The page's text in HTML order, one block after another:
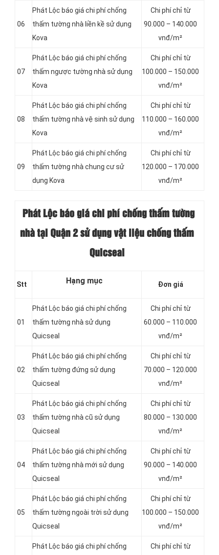
06
Phát Lộc báo giá chi phí chống
thấm tường nhà liền kề sử dụng
Kova
Chi phí chỉ từ
90.000 – 140.000
vnđ/m²
07
Phát Lộc báo giá chi phí chống
thấm ngược tường nhà sử dụng
Kova
Chi phí chỉ từ
100.000 – 150.000
vnđ/m²
08
Phát Lộc báo giá chi phí chống
thấm tường nhà vệ sinh sử dụng
Kova
Chi phí chỉ từ
110.000 – 160.000
vnđ/m²
09
Phát Lộc báo giá chi phí chống
thấm tường nhà chung cư sử
dụng Kova
Chi phí chỉ từ
120.000 – 170.000
vnđ/m²
Phát Lộc báo giá chi phí chống thấmtường
nhà tại Quận 2 sử dụng vật liệu chống thấm
Quicseal
Stt Hạng mục Đơn giá
01
Phát Lộc báo giá chi phí chống
thấm tường nhà sử dụng
Quicseal
Chi phí chỉ từ
60.000 – 110.000
vnđ/m²
02
Phát Lộc báo giá chi phí chống
thấm tường đứng sử dụng
Quicseal
Chi phí chỉ từ
70.000 – 120.000
vnđ/m²
03
Phát Lộc báo giá chi phí chống
thấm tường nhà cũ sử dụng
Quicseal
Chi phí chỉ từ
80.000 – 130.000
vnđ/m²
04
Phát Lộc báo giá chi phí chống
thấm tường nhà mới sử dụng
Quicseal
Chi phí chỉ từ
90.000 – 140.000
vnđ/m²
05
Phát Lộc báo giá chi phí chống
thấm tường ngoài trời sử dụng
Quicseal
Chi phí chỉ từ
100.000 – 150.000
vnđ/m²
Phát Lộc báo giá chi phí chống
Chi phí chỉ từ